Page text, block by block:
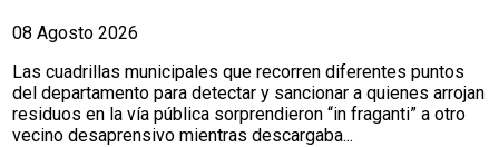
08 Agosto 2026
Las cuadrillas municipales que recorren diferentes puntos
del departamento para detectar y sancionar a quienes arrojan
residuos en la vía pública sorprendieron “in fraganti” a otro
vecino desaprensivo mientras descargaba...